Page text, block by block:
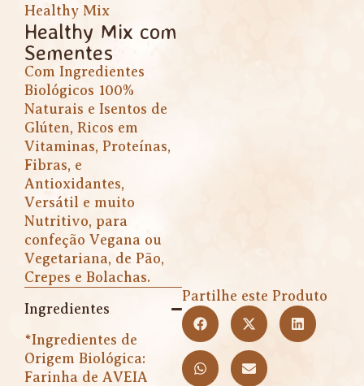
Healthy Mix
Healthy Mix com
Sementes
Com Ingredientes
Biológicos 100%
Naturais e Isentos de
Glúten, Ricos em
Vitaminas, Proteínas,
Fibras, e
Antioxidantes,
Versátil e muito
Nutritivo, para
confeção Vegana ou
Vegetariana, de Pão,
Crepes e Bolachas.
Ingredientes
*Ingredientes de
Origem Biológica:
Farinha de AVEIA
Partilhe este Produto